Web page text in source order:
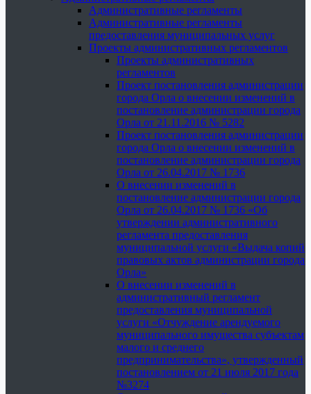
Административные регламенты
Административные регламенты
предоставления муниципальных услуг
Проекты административных регламентов
Проекты административных
регламентов
Проект постановления администрации
города Орла о внесении изменений в
постановление администрации города
Орла от 21.11.2016 № 5282
Проект постановления администрации
города Орла о внесении изменений в
постановление администрации города
Орла от 26.04.2017 № 1736
О внесении изменений в
постановление администрации города
Орла от 26.04.2017 № 1736 «Об
утверждении административного
регламента предоставления
муниципальной услуги «Выдача копий
правовых актов администрации города
Орла»
О внесении изменений в
административный регламент
предоставления муниципальной
услуги «Отчуждение арендуемого
муниципального имущества субъектам
малого и среднего
предпринимательства», утвержденный
постановлением от 21 июля 2017 года
№3274